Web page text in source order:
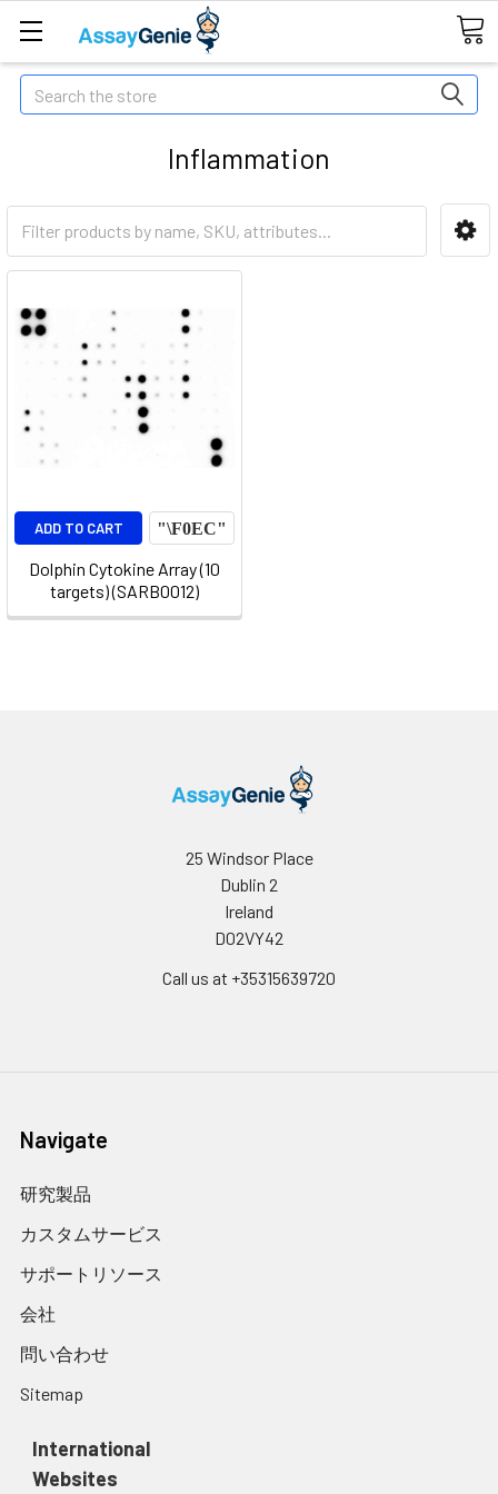
Search
Inflammation
ADD TO CART
Dolphin Cytokine Array (10
targets) (SARB0012)
25 Windsor Place
Dublin 2
Ireland
D02VY42
Call us at +35315639720
Navigate
研究製品
カスタムサービス
サポートリソース
会社
問い合わせ
Sitemap
International
Websites